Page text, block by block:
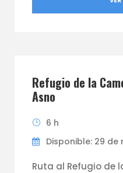
Refugio de la
Asno
6 h
Disponible: 29 de
Ruta al Refugio de